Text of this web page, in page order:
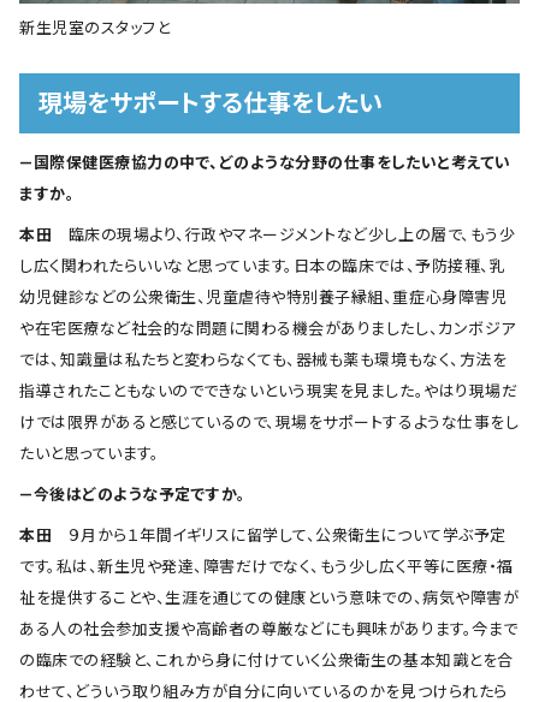
新生児室のスタッフと
現場をサポートする仕事をしたい
―国際保健医療協力の中で、どのような分野の仕事をしたいと考えてい
ますか。
本田
臨床の現場より、行政やマネージメントなど少し上の層で、もう少
し広く関われたらいいなと思っています。日本の臨床では、予防接種、乳
幼児健診などの公衆衛生、児童虐待や特別養子縁組、重症心身障害児
や在宅医療など社会的な問題に関わる機会がありましたし、カンボジア
では、知識量は私たちと変わらなくても、器械も薬も環境もなく、方法を
指導されたこともないのでできないという現実を見ました。やはり現場だ
けでは限界があると感じているので、現場をサポートするような仕事をし
たいと思っています。
―今後はどのような予定ですか。
本田
９月から１年間イギリスに留学して、公衆衛生について学ぶ予定
です。私は、新生児や発達、障害だけでなく、もう少し広く平等に医療・福
祉を提供することや、生涯を通じての健康という意味での、病気や障害が
ある人の社会参加支援や高齢者の尊厳などにも興味があります。今まで
の臨床での経験と、これから身に付けていく公衆衛生の基本知識とを合
わせて、どういう取り組み方が自分に向いているのかを見つけられたら